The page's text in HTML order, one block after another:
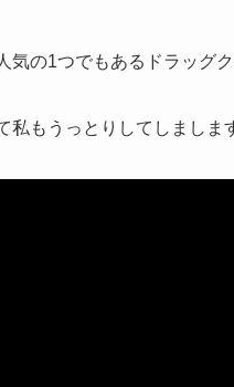
の1つでもあるドラッグ
もうっとりしてしましま